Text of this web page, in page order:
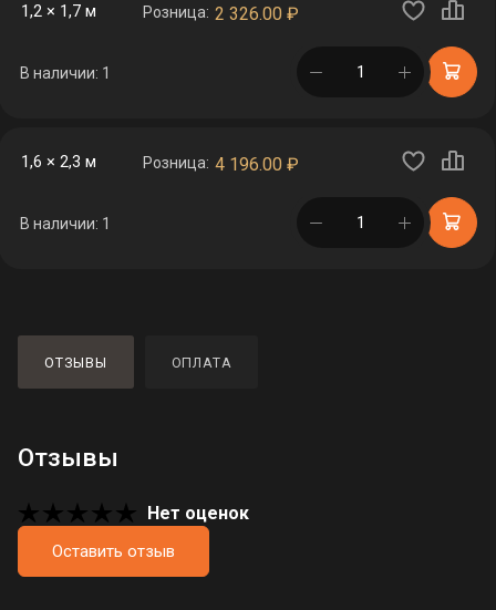
1,2 × 1,7 м Розница: 2 326.00 ₽
В наличии: 1 в корзине
1,6 × 2,3 м Розница: 4 196.00 ₽
В наличии: 1 в корзине
ОТЗЫВЫ ОПЛАТА
Отзывы
Нет оценок
Оставить отзыв
Загрузка отзывов...